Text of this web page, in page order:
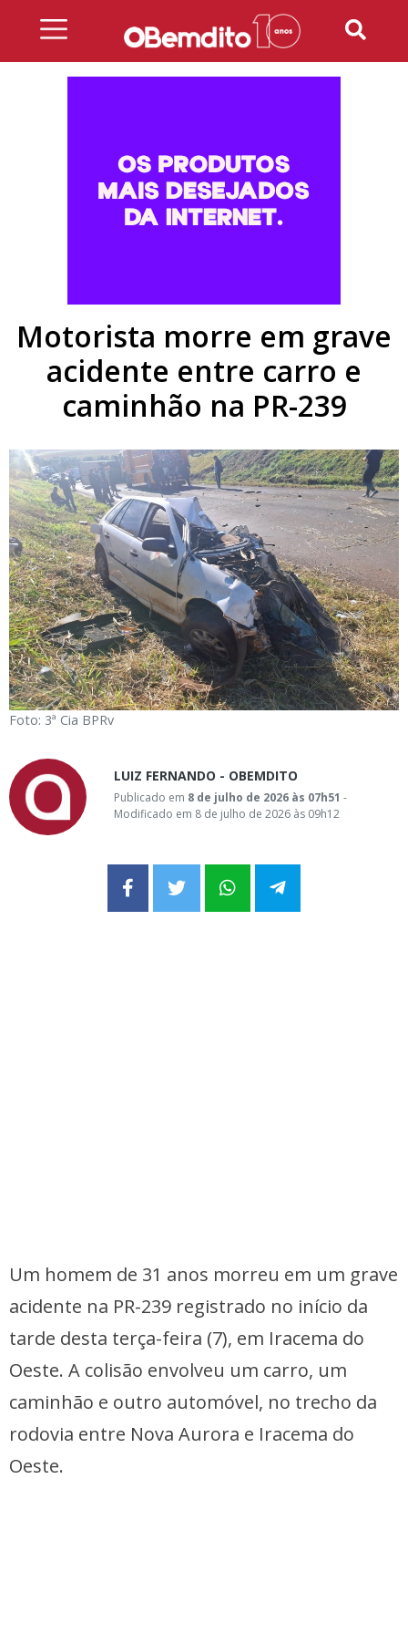
Motorista morre em grave
acidente entre carro e
caminhão na PR-239
Foto: 3ª Cia BPRv
LUIZ FERNANDO - OBEMDITO
Publicado em 8 de julho de 2026 às 07h51 -
Modificado em 8 de julho de 2026 às 09h12
Um homem de 31 anos morreu em um grave
acidente na PR-239 registrado no início da
tarde desta terça-feira (7), em Iracema do
Oeste. A colisão envolveu um carro, um
caminhão e outro automóvel, no trecho da
rodovia entre Nova Aurora e Iracema do
Oeste.